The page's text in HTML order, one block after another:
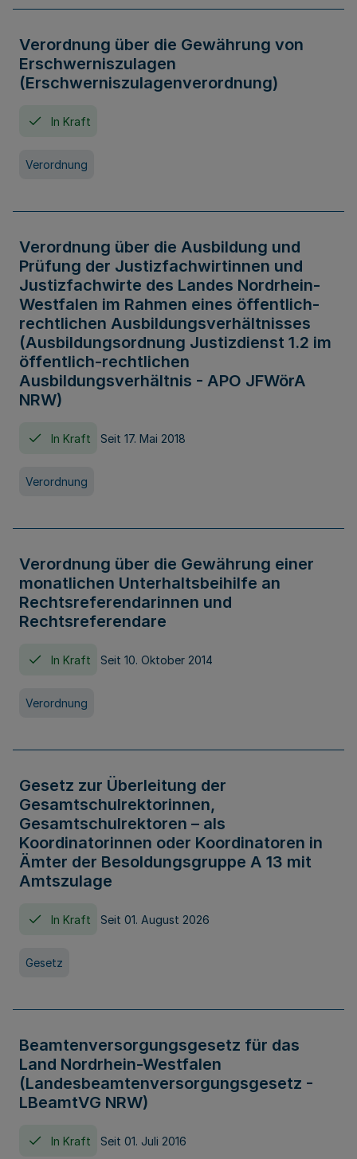
Verordnung über die Gewährung von
Erschwerniszulagen
(Erschwerniszulagenverordnung)
In Kraft
Verordnung
Verordnung über die Ausbildung und
Prüfung der Justizfachwirtinnen und
Justizfachwirte des Landes Nordrhein-
Westfalen im Rahmen eines öffentlich-
rechtlichen Ausbildungsverhältnisses
(Ausbildungsordnung Justizdienst 1.2 im
öffentlich-rechtlichen
Ausbildungsverhältnis - APO JFWörA
NRW)
In Kraft Seit 17. Mai 2018
Verordnung
Verordnung über die Gewährung einer
monatlichen Unterhaltsbeihilfe an
Rechtsreferendarinnen und
Rechtsreferendare
In Kraft Seit 10. Oktober 2014
Verordnung
Gesetz zur Überleitung der
Gesamtschulrektorinnen,
Gesamtschulrektoren – als
Koordinatorinnen oder Koordinatoren in
Ämter der Besoldungsgruppe A 13 mit
Amtszulage
In Kraft Seit 01. August 2026
Gesetz
Beamtenversorgungsgesetz für das
Land Nordrhein-Westfalen
(Landesbeamtenversorgungsgesetz -
LBeamtVG NRW)
In Kraft Seit 01. Juli 2016